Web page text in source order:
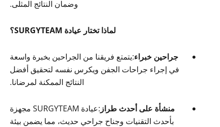
وضمان النتائج المثلى.
لماذا تختار عيادة SURGYTEAM؟
جراحين خبراء:يتمتع فريقنا من الجراحين بخبرة واسعة
في إجراء جراحات الجفن ويكرس نفسه لتحقيق أفضل
النتائج الممكنة لمرضانا.
منشأة على أحدث طراز
:عيادة SURGYTEAM مجهزة
بأحدث التقنيات وجناح جراحي حديث، مما يضمن بيئة